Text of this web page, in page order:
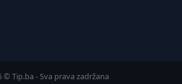
© Tip.ba - Sva prava zadržana